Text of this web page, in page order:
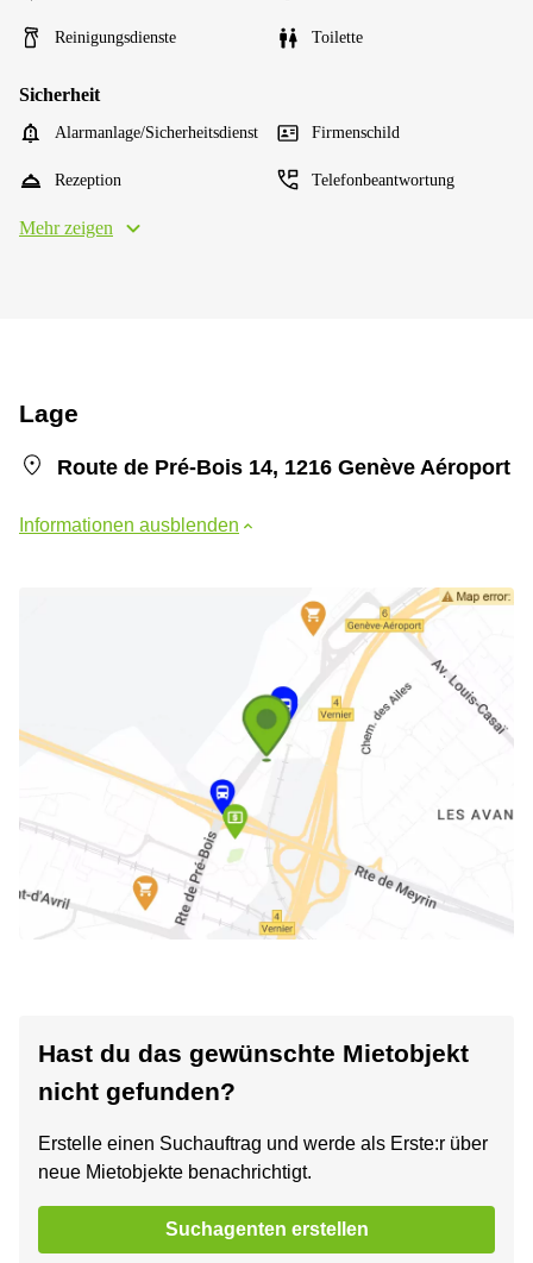
Reinigungsdienste Toilette
Sicherheit
Alarmanlage/Sicherheitsdienst Firmenschild
Rezeption Telefonbeantwortung
Mehr zeigen
Lage
Route de Pré-Bois 14, 1216 Genève Aéroport
Informationen ausblenden
Hast du das gewünschte Mietobjekt
nicht gefunden?
Erstelle einen Suchauftrag und werde als Erste:r über
neue Mietobjekte benachrichtigt.
Suchagenten erstellen